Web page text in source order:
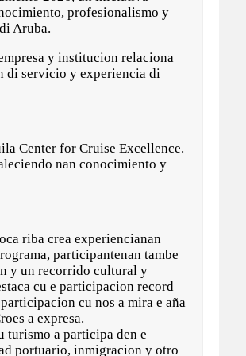
profesionalismo y
Aruba.
y institucion relaciona
di servicio y experiencia di
Center for Cruise Excellence.
nan conocimiento y
riba crea experiencianan
participantenan tambe
y un recorrido cultural y
cu e participacion record
cu nos a mira e aña
a expresa.
turismo a participa den e
portuario, inmigracion y otro